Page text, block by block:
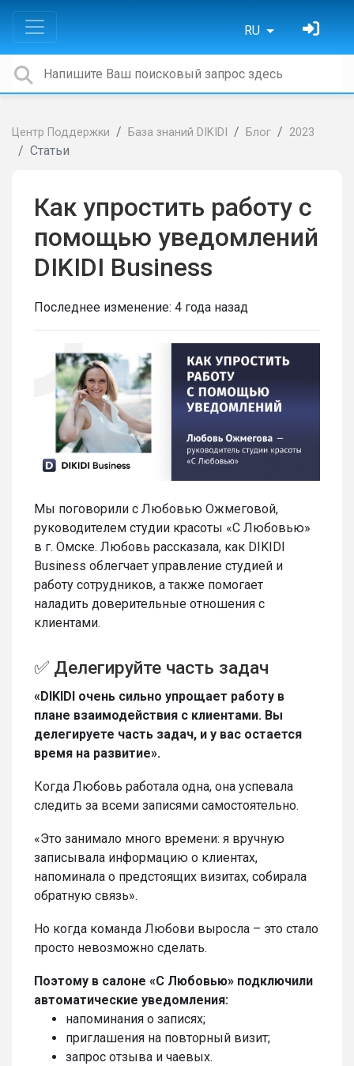
RU
Центр Поддержки База знаний DIKIDI Блог 2023
Статьи
Как упростить работу с
помощью уведомлений
DIKIDI Business
Последнее изменение: 4 года назад
Мы поговорили с Любовью Ожмеговой,
руководителем студии красоты «С Любовью»
в г. Омске. Любовь рассказала, как DIKIDI
Business облегчает управление студией и
работу сотрудников, а также помогает
наладить доверительные отношения с
клиентами.
✅ Делегируйте часть задач
«DIKIDI очень сильно упрощает работу в
плане взаимодействия с клиентами. Вы
делегируете часть задач, и у вас остается
время на развитие».
Когда Любовь работала одна, она успевала
следить за всеми записями самостоятельно.
«Это занимало много времени: я вручную
записывала информацию о клиентах,
напоминала о предстоящих визитах, собирала
обратную связь».
Но когда команда Любови выросла – это стало
просто невозможно сделать.
Поэтому в салоне «С Любовью» подключили
автоматические уведомления:
напоминания о записях;
приглашения на повторный визит;
запрос отзыва и чаевых.